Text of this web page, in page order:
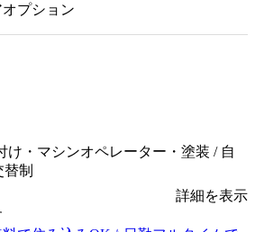
プション
け・マシンオペレーター・塗装 / 自
制
詳細を表示